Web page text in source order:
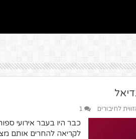
לחיבורים 1
כבר היו בעבר אירועי
לקריאה להחרים אותם